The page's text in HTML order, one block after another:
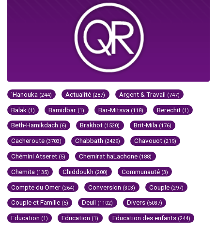
'Hanouka (244) Actualité (287) Argent & Travail (747)
Balak (1) Bamidbar (1) Bar-Mitsva (118) Berechit (1)
Beth-Hamikdach (6) Brakhot (1520) Brit-Mila (176)
Cacheroute (3703) Chabbath (2429) Chavouot (219)
Chémini Atseret (5) Chemirat haLachone (188)
Chemita (135) Chiddoukh (200) Communauté (3)
Compte du Omer (264) Conversion (303) Couple (297)
Couple et Famille (5) Deuil (1102) Divers (5037)
Education (1) Education (1) Education des enfants (244)